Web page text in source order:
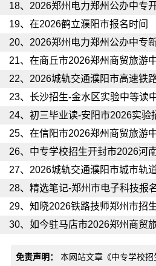
18、 2026郑州电力郑州公办中专
19、 在2026鹤立濮阳市报名时间
20、 2026郑州电力郑州公办中专
21、 在商丘市2026郑州商贸旅游
22、 2026城轨交通濮阳市高速铁
23、 长沙招生-金水区实验中等读中专
24、 初三毕业读-安阳市2026实验
25、 在信阳市2026郑州商贸旅游中专
26、 中专学校招生开封市2026河
27、 2026城轨交通濮阳市城市轨道车辆
28、 精选笔记-郑州市电子科技报
29、 知晓2026铁路技师郑州市招
30、 如今驻马店市2026郑州商贸
免责声明： 本网站文章《中专学校招